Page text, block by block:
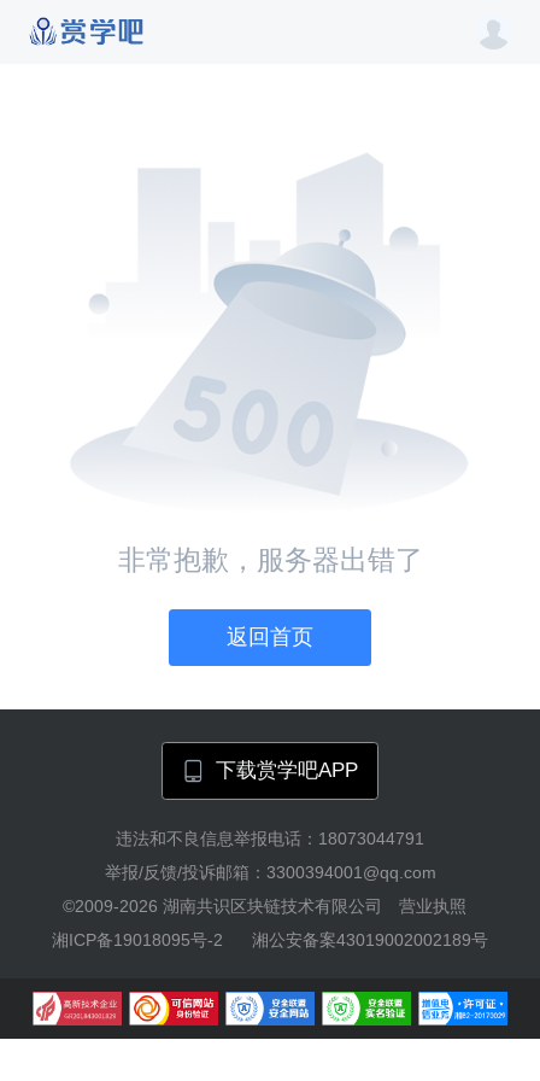
非常抱歉，服务器出错了
返回首页
下载赏学吧APP
违法和不良信息举报电话：18073044791
举报/反馈/投诉邮箱：3300394001@qq.com
©2009-2026 湖南共识区块链技术有限公司
营业执照
湘ICP备19018095号-2
湘公安备案43019002002189号